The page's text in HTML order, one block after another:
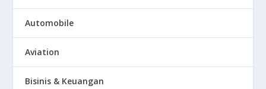
Automobile
Aviation
Bisinis & Keuangan